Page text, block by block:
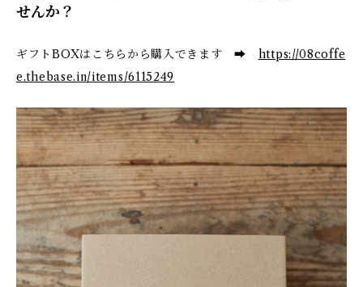
せんか？
ギフトBOXはこちらから購入できます ➡ https://08coffe
e.thebase.in/items/6115249